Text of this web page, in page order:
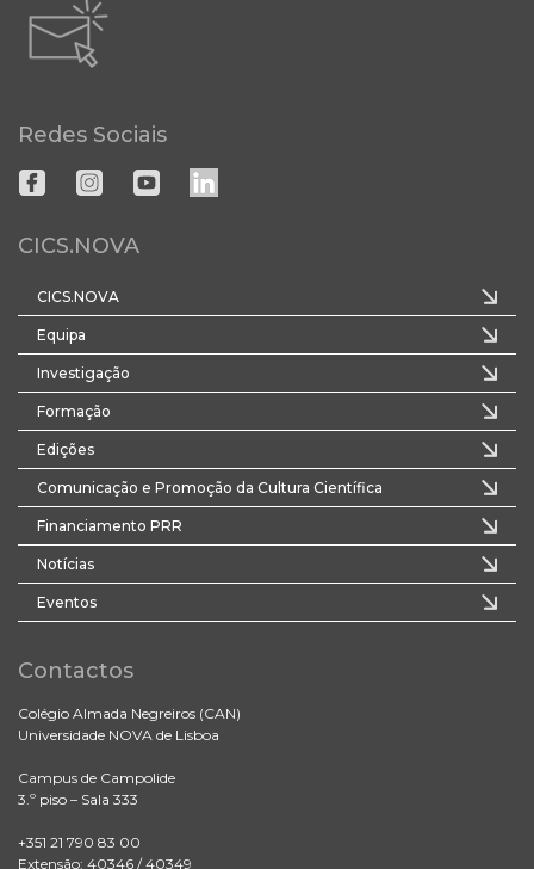
Redes Sociais
CICS.NOVA
CICS.NOVA
Equipa
Investigação
Formação
Edições
Comunicação e Promoção da Cultura Científica
Financiamento PRR
Notícias
Eventos
Contactos
Colégio Almada Negreiros (CAN)
Universidade NOVA de Lisboa
Campus de Campolide
3.º piso – Sala 333
+351 21 790 83 00
Extensão: 40346 / 40349